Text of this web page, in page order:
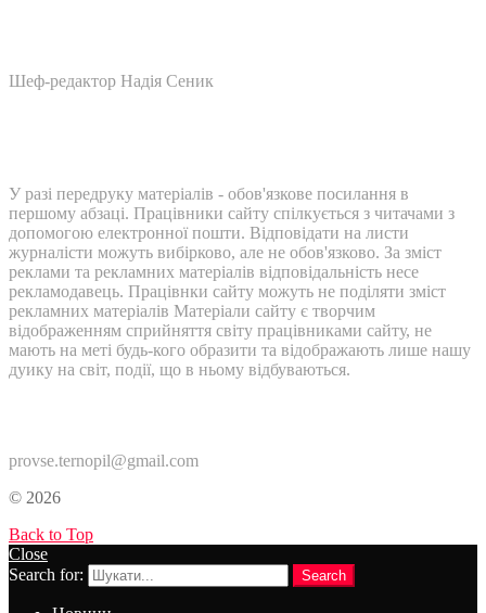
Шеф-редактор Надія Сеник
У разі передруку матеріалів - обов'язкове посилання в
першому абзаці. Працівники сайту спілкується з читачами з
допомогою електронної пошти. Відповідати на листи
журналісти можуть вибірково, але не обов'язково. За зміст
реклами та рекламних матеріалів відповідальність несе
рекламодавець. Працівнки сайту можуть не поділяти зміст
рекламних матеріалів Матеріали сайту є творчим
відображенням сприйняття світу працівниками сайту, не
мають на меті будь-кого образити та відображають лише нашу
дуику на світ, події, що в ньому відбуваються.
provse.ternopil@gmail.com
© 2026
Back to Top
Close
Search for:
Search